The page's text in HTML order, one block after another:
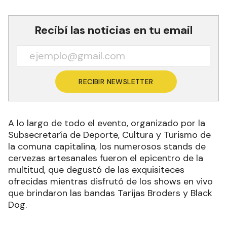
Recibí las noticias en tu email
RECIBIR NEWSLETTER
A lo largo de todo el evento, organizado por la
Subsecretaría de Deporte, Cultura y Turismo de
la comuna capitalina, los numerosos stands de
cervezas artesanales fueron el epicentro de la
multitud, que degustó de las exquisiteces
ofrecidas mientras disfrutó de los shows en vivo
que brindaron las bandas Tarijas Broders y Black
Dog.